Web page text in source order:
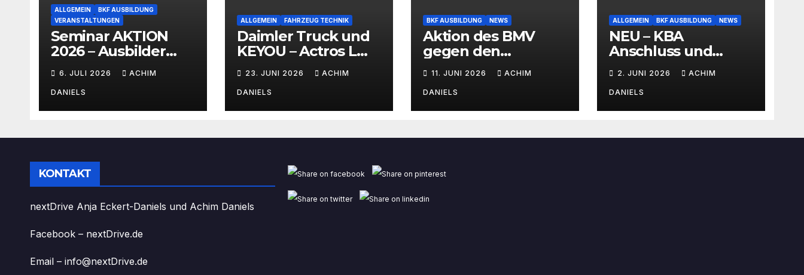
ALLGEMEIN
BKF AUSBILDUNG
VERANSTALTUNGEN
Seminar AKTION
2026 – Ausbilder
ab 399€!!!
6. JULI 2026 ACHIM
DANIELS
ALLGEMEIN FAHRZEUG TECHNIK
Daimler Truck und
KEYOU – Actros L
Verbrennermotor
23. JUNI 2026 ACHIM
DANIELS
BKF AUSBILDUNG NEWS
Aktion des BMV
gegen den
11. JUNI 2026 ACHIM
DANIELS
ALLGEMEIN BKF AUSBILDUNG NEWS
NEU – KBA
Anschluss und
AKTIONSPREISE!!!
Bis zu 50% RABATT
2. JUNI 2026 ACHIM
DANIELS
KONTAKT
nextDrive Anja Eckert-Daniels und Achim Daniels
Facebook – nextDrive.de
Email – info@nextDrive.de